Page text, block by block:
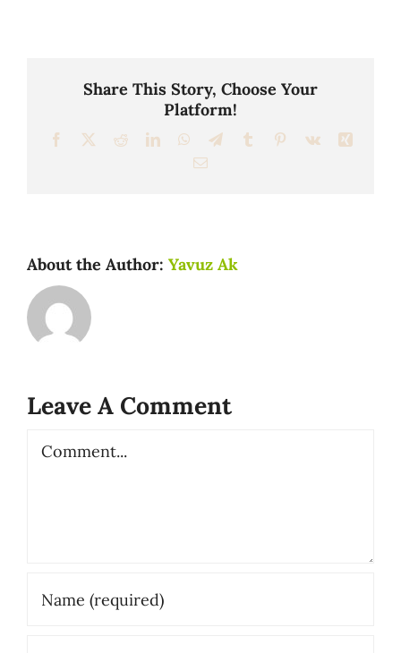
Share This Story, Choose Your
Platform!
Facebook RedditLinkedInWhatsApp
TelegramTumblr Pinterest
Vk
Xing
Email
About the Author: Yavuz Ak
Leave A Comment
Comment